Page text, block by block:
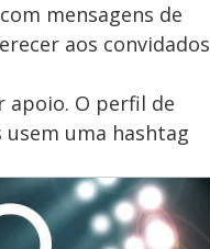
mensagens de
aos convidados
apoio. O perfil de
uma hashtag